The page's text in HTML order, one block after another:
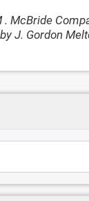
. McBride
J. Gordon